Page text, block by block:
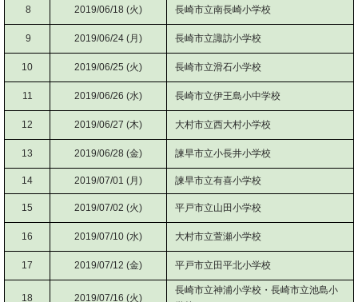
8 2019/06/18 (火) 長崎市立南長崎小学校
9 2019/06/24 (月) 長崎市立諏訪小学校
10 2019/06/25 (火) 長崎市立滑石小学校
11 2019/06/26 (水) 長崎市立伊王島小中学校
12 2019/06/27 (木) 大村市立西大村小学校
13 2019/06/28 (金) 諫早市立小長井小学校
14 2019/07/01 (月) 諫早市立有喜小学校
15 2019/07/02 (火) 平戸市立山田小学校
16 2019/07/10 (水) 大村市立萱瀬小学校
17 2019/07/12 (金) 平戸市立田平北小学校
18 2019/07/16 (火)
長崎市立神浦小学校・長崎市立池島小